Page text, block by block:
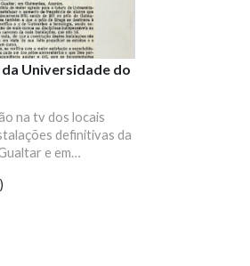
Universidade do
na tv dos locais
definitivas da
e em